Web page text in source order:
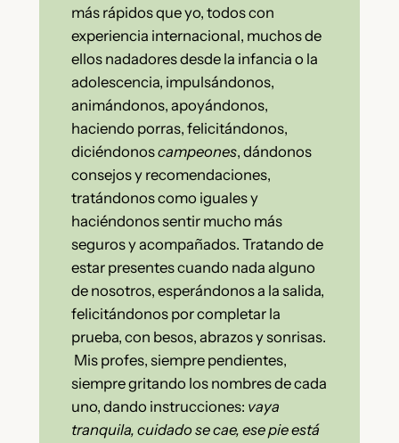
más rápidos que yo, todos con
experiencia internacional, muchos de
ellos nadadores desde la infancia o la
adolescencia, impulsándonos,
animándonos, apoyándonos,
haciendo porras, felicitándonos,
diciéndonoscampeones, dándonos
consejos y recomendaciones,
tratándonos como iguales y
haciéndonos sentir mucho más
seguros y acompañados. Tratando de
estar presentes cuando nada alguno
de nosotros, esperándonos a la salida,
felicitándonos por completar la
prueba, con besos, abrazos y sonrisas.
Mis profes, siempre pendientes,
siempre gritando los nombres de cada
uno, dando instrucciones: vaya
tranquila, cuidado se cae, ese pie está